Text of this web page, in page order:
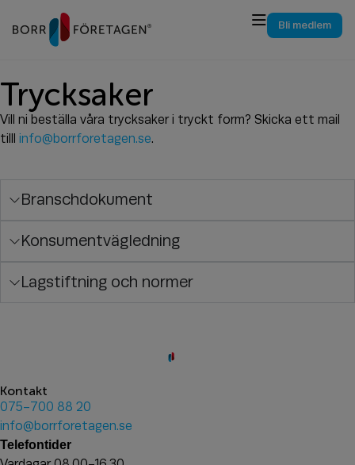
Bli medlem
Trycksaker
Vill ni beställa våra trycksaker i tryckt form? Skicka ett mail
tilll info@borrforetagen.se.
Branschdokument
Konsumentvägledning
Lagstiftning och normer
Kontakt
075-700 88 20
info@borrforetagen.se
Telefontider